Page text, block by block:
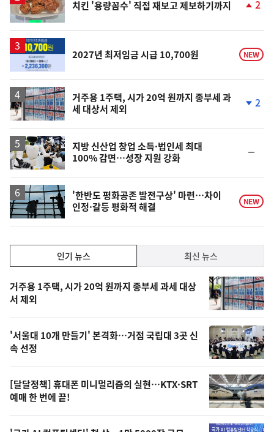
치킨 '용량꼼수' 직접 재보고 제보하기까지
상
승
2
2027년 최저임금 시급 10,700원 NEW
거주용 1주택, 시가 20억 원까지 종부세 과
세 대상서 제외
하
2
지방 신산업 창업 소득·법인세 최대
100% 감면…성장 지원 강화
일
'한반도 평화공존 발전구상' 마련…차이
인정·갈등 평화적 해결
NEW
기,
최
신,
오
늘
의
영
상
인기 뉴스 최신 뉴스
인
기
뉴
스
거주용 1주택, 시가 20억 원까지 종부세 과세 대상
서 제외
'서울대 10개 만들기' 본격화…거점 국립대 3곳 신
속 선정
[달달정책] 휴대폰 미니멀리즘의 실현…KTX·SRT
예매 한 번에 끝!